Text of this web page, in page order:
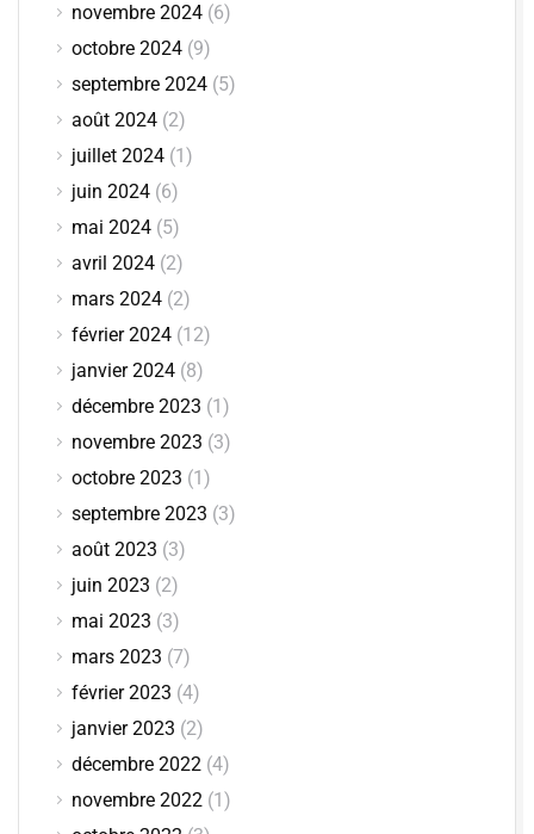
novembre 2024 (6)
octobre 2024 (9)
septembre 2024 (5)
août 2024 (2)
juillet 2024 (1)
juin 2024 (6)
mai 2024 (5)
avril 2024 (2)
mars 2024 (2)
février 2024 (12)
janvier 2024 (8)
décembre 2023 (1)
novembre 2023 (3)
octobre 2023 (1)
septembre 2023 (3)
août 2023 (3)
juin 2023 (2)
mai 2023 (3)
mars 2023 (7)
février 2023 (4)
janvier 2023 (2)
décembre 2022 (4)
novembre 2022 (1)